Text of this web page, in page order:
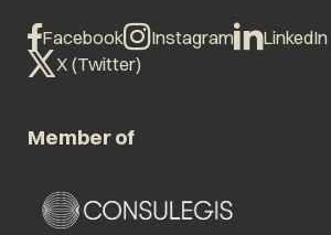
Facebook Instagram
LinkedIn
X (Twitter)
Member of